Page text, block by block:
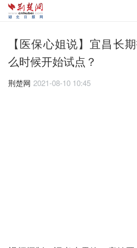
【医保心姐说】宜昌长
么时候开始试点？
荆楚网 2021-08-10 10:45